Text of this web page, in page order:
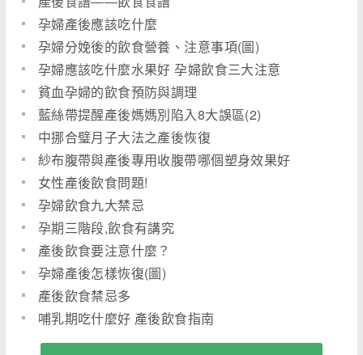
孕婦產後應該吃什麼
孕婦分娩後的飲食營養、注意事項(圖)
孕婦應該吃什麼水果好 孕婦飲食三大注意
貧血孕婦的飲食預防與調理
藍絲帶提醒產後媽媽別陷入8大誤區(2)
中挪合璧月子大法之產後恢復
紗布腹帶與產後專用收腹帶哪個塑身效果好
女性產後飲食問題!
孕婦飲食九大禁忌
孕期三階段,飲食有講究
產後飲食要注意什麼？
孕婦產後怎樣恢復(圖)
產後飲食禁忌多
哺乳期吃什麼好 產後飲食指南